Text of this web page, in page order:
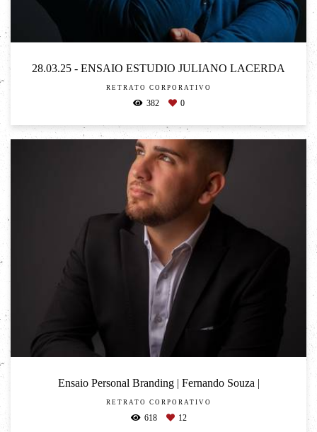
28.03.25 - ENSAIO ESTUDIO JULIANO LACERDA
RETRATO CORPORATIVO
382 0
Ensaio Personal Branding | Fernando Souza |
RETRATO CORPORATIVO
618 12